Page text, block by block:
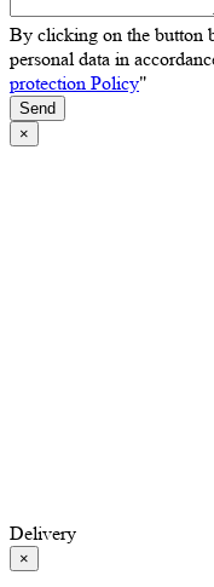
By clicking on the button
personal data in
protection Policy"
Send
×
Delivery
×